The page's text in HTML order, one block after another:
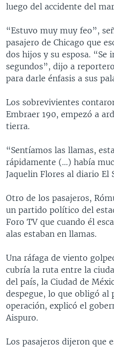
luego del accidente del
“Estuvo muy muy feo”,
pasajero de Chicago que
dos hijos y su esposa. “Se
segundos”, dijo a
para darle énfasis a sus
Los sobrevivientes
Embraer 190, empezó a
tierra.
“Sentíamos las llamas,
rápidamente (...) había
Jaquelin Flores al diario El
Otro de los pasajeros,
un partido político del
Foro TV que cuando él
alas estaban en llamas.
Una ráfaga de viento
cubría la ruta entre la
del país, la Ciudad de
despegue, lo que obligó al
operación, explicó el
Aispuro.
Los pasajeros dijeron que